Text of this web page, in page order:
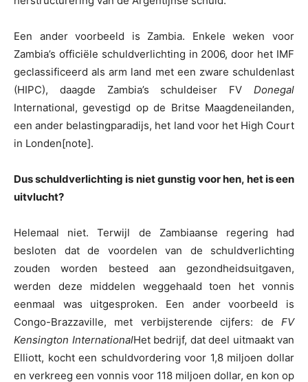
Een ander voorbeeld is Zambia. Enkele weken voor
Zambia’s officiële schuldverlichting in 2006, door het IMF
geclassificeerd als arm land met een zware schuldenlast
(HIPC), daagde Zambia’s schuldeiser FV Donegal
International, gevestigd op de Britse Maagdeneilanden,
een ander belastingparadijs, het land voor het High Court
in Londen[note].
Dus schuldverlichting is niet gunstig voor hen, het is een
uitvlucht?
Helemaal niet. Terwijl de Zambiaanse regering had
besloten dat de voordelen van de schuldverlichting
zouden worden besteed aan gezondheidsuitgaven,
werden deze middelen weggehaald toen het vonnis
eenmaal was uitgesproken. Een ander voorbeeld is
Congo-Brazzaville, met verbijsterende cijfers: de FV
Kensington InternationalHet bedrijf, dat deel uitmaakt van
Elliott, kocht een schuldvordering voor 1,8 miljoen dollar
en verkreeg een vonnis voor 118 miljoen dollar, en kon op